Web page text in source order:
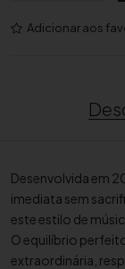
n
d
e
P
a
Adicionar aos
Desenvolvida em
imediata sem
este estilo de
O equilíbrio
extraordinária,